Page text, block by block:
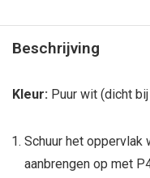
Beschrijving
Kleur: Puur wit (dicht
Schuur het oppervlak
aanbrengen op met